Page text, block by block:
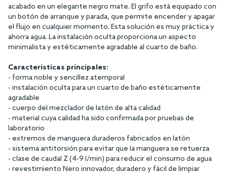
acabado en un elegante negro mate. El grifo está equipado con
un botón de arranque y parada, que permite encender y apagar
el flujo en cualquier momento. Esta solución es muy práctica y
ahorra agua. La instalación oculta proporciona un aspecto
minimalista y estéticamente agradable al cuarto de baño.
Características principales:
- forma noble y sencillez atemporal
- instalación oculta para un cuarto de baño estéticamente
agradable
- cuerpo del mezclador de latón de alta calidad
- material cuya calidad ha sido confirmada por pruebas de
laboratorio
- extremos de manguera duraderos fabricados en latón
- sistema antitorsión para evitar que la manguera se retuerza
- clase de caudal Z (4-9 l/min) para reducir el consumo de agua
- revestimiento Nero innovador, duradero y fácil de limpiar